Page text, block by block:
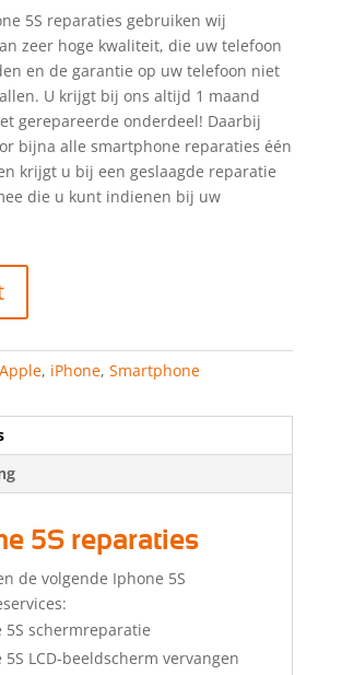
5S reparaties gebruiken wij
zeer hoge kwaliteit, die uw telefoon
en de garantie op uw telefoon niet
U krijgt bij ons altijd 1 maand
gerepareerde onderdeel! Daarbij
bijna alle smartphone reparaties één
krijgt u bij een geslaagde reparatie
die u kunt indienen bij uw
Apple, iPhone, Smartphone
5S reparaties
de volgende Iphone 5S
5S schermreparatie
5S LCD-beeldscherm vervangen